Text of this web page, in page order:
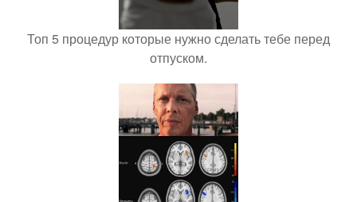
Топ 5 процедур которые нужно сделать тебе перед
отпуском.